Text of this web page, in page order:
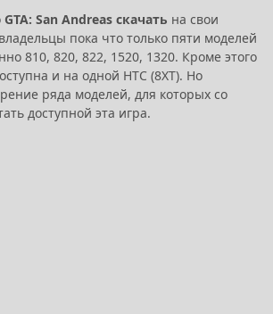
GTA: San Andreas скачать на свои
пока что только пяти моделей
810, 820, 822, 1520, 1320. Кроме этого
и на одной HTC (8XT). Но
ряда моделей, для которых со
доступной эта игра.